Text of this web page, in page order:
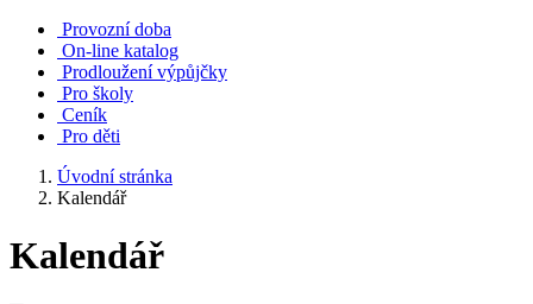
Provozní doba
On-line katalog
Prodloužení výpůjčky
Pro školy
Ceník
Pro děti
Úvodní stránka
Kalendář
Kalendář